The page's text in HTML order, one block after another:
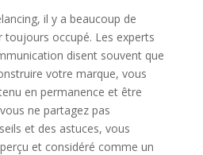
il y a beaucoup de
toujours occupé. Les experts
disent souvent que
votre marque, vous
en permanence et être
ne partagez pas
et des astuces, vous
et considéré comme un